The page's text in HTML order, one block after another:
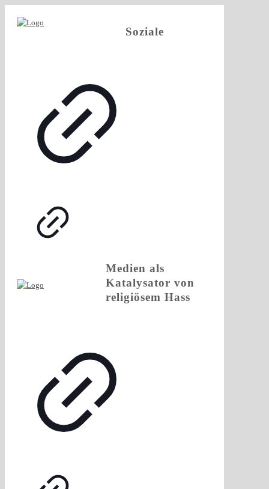
Soziale
Medien als
Katalysator von
religiösem Hass